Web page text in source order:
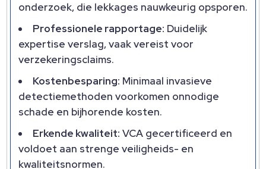
onderzoek, die lekkages nauwkeurig opsporen.
Professionele rapportage: Duidelijk
expertise verslag, vaak vereist voor
verzekeringsclaims.
Kostenbesparing: Minimaal invasieve
detectiemethoden voorkomen onnodige
schade en bijhorende kosten.
Erkende kwaliteit: VCA gecertificeerd en
voldoet aan strenge veiligheids- en
kwaliteitsnormen.